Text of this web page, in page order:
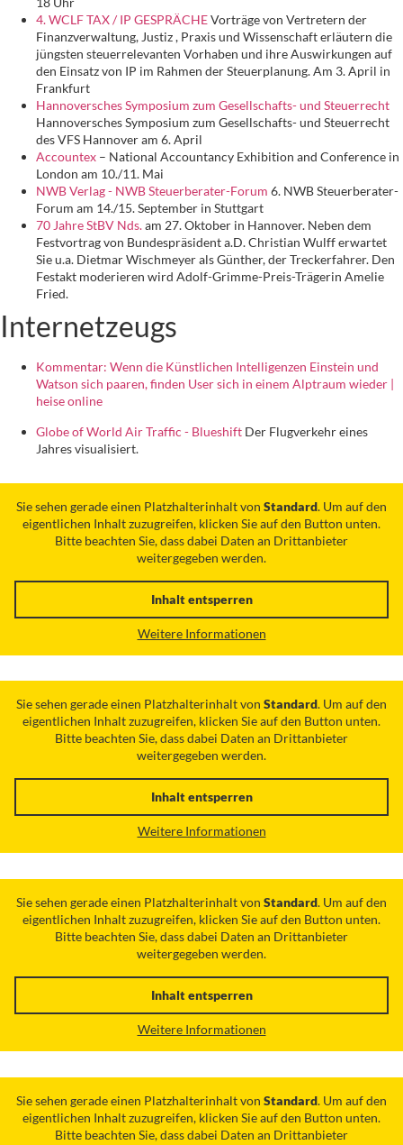
4. WCLF TAX / IP GESPRÄCHEVorträge von Vertretern der
Finanzverwaltung, Justiz , Praxis und Wissenschaft erläutern die
jüngsten steuerrelevanten Vorhaben und ihre Auswirkungen auf
den Einsatz von IP im Rahmen der Steuerplanung. Am 3. April in
Frankfurt
Hannoversches Symposium zum Gesellschafts- und Steuerrecht
Hannoversches Symposium zum Gesellschafts- und Steuerrecht
des VFS Hannover am 6. April
Accountex – National Accountancy Exhibition and Conference in
London am 10./11. Mai
NWB Verlag - NWB Steuerberater-Forum 6. NWB Steuerberater-
Forum am 14./15. September in Stuttgart
70 Jahre StBV Nds.am 27. Oktober in Hannover. Neben dem
Festvortrag von Bundespräsident a.D. Christian Wulff erwartet
Sie u.a. Dietmar Wischmeyer als Günther, der Treckerfahrer. Den
Festakt moderieren wird Adolf-Grimme-Preis-Trägerin Amelie
Fried.
Internetzeugs
Kommentar: Wenn die Künstlichen Intelligenzen Einstein und
Watson sich paaren, finden User sich in einem Alptraum wieder |
heise online
Globe of World Air Traffic - Blueshift Der Flugverkehr eines
Jahres visualisiert.
Sie sehen gerade einen Platzhalterinhalt von Standard. Um auf den
eigentlichen Inhalt zuzugreifen, klicken Sie auf den Button unten.
Bitte beachten Sie, dass dabei Daten an Drittanbieter
weitergegeben werden.
Inhalt entsperren
Weitere Informationen
Sie sehen gerade einen Platzhalterinhalt von Standard. Um auf den
eigentlichen Inhalt zuzugreifen, klicken Sie auf den Button unten.
Bitte beachten Sie, dass dabei Daten an Drittanbieter
weitergegeben werden.
Inhalt entsperren
Weitere Informationen
Sie sehen gerade einen Platzhalterinhalt von Standard. Um auf den
eigentlichen Inhalt zuzugreifen, klicken Sie auf den Button unten.
Bitte beachten Sie, dass dabei Daten an Drittanbieter
weitergegeben werden.
Inhalt entsperren
Weitere Informationen
Sie sehen gerade einen Platzhalterinhalt von Standard. Um auf den
eigentlichen Inhalt zuzugreifen, klicken Sie auf den Button unten.
Bitte beachten Sie, dass dabei Daten an Drittanbieter